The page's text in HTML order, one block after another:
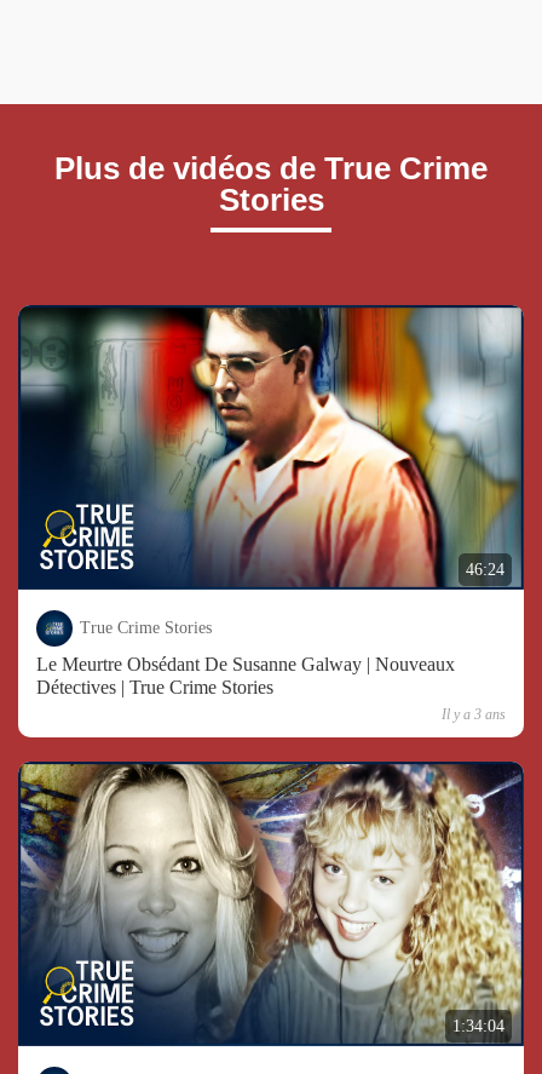
Plus de vidéos de True Crime
Stories
46:24
True Crime Stories
Le Meurtre Obsédant De Susanne Galway | Nouveaux
Détectives | True Crime Stories
Il y a 3 ans
1:34:04